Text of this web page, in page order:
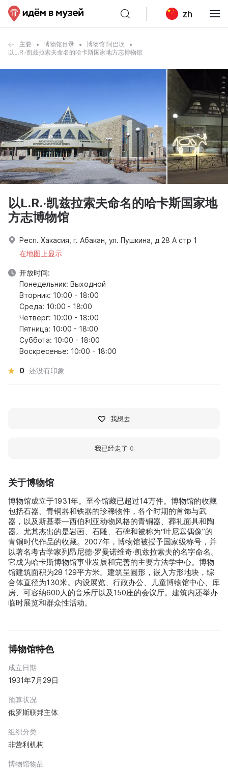
zh
主要 博物馆目录
博物馆 阿巴坎
以L.R.·凯兹拉索夫命名的哈卡斯国家地方志博物馆
关于博物馆
博物馆成立于1931年。至今馆藏已超过14万件。博物馆的收藏
包括石器、青铜器和铁器的珍稀物件，各个时期的首饰与武
器，以及斯基泰—西伯利亚动物风格的青铜器、葬礼面具和陶
器。尤其杰出的是岩画、石雕、石碑和被称为“叶尼塞偶像”的
青铜时代作品的收藏。2007年，博物馆被授予国家级称号，并
以著名考古学家列昂尼德·罗曼诺维奇·凯兹拉索夫的名字命名。
它成为哈卡斯博物馆事业发展和完善的主要方法学中心。博物
馆建筑面积为28 129平方米。建筑呈圆形，嵌入方形地块，综
合体直径为130米。内设展览、行政办公、儿童博物馆中心、库
房、可容纳600人的音乐厅以及150座的会议厅。建筑内还举办
临时展览和群众性活动。
博物馆特色
成立日期
1931年7月29日
预算状况
俄罗斯联邦主体
组织分类
非营利机构
博物馆物品
以L.R.·凯兹拉索夫命名的哈卡斯国家地
方志博物馆
Респ. Хакасия, г. Абакан, ул. Пушкина, д 28 А стр 1
在地图上显示
开放时间:
Понедельник: Выходной
Вторник: 10:00 - 18:00
Среда: 10:00 - 18:00
Четверг: 10:00 - 18:00
Пятница: 10:00 - 18:00
Суббота: 10:00 - 18:00
Воскресенье: 10:00 - 18:00
0 还没有印象
我想去
我已经走了 0